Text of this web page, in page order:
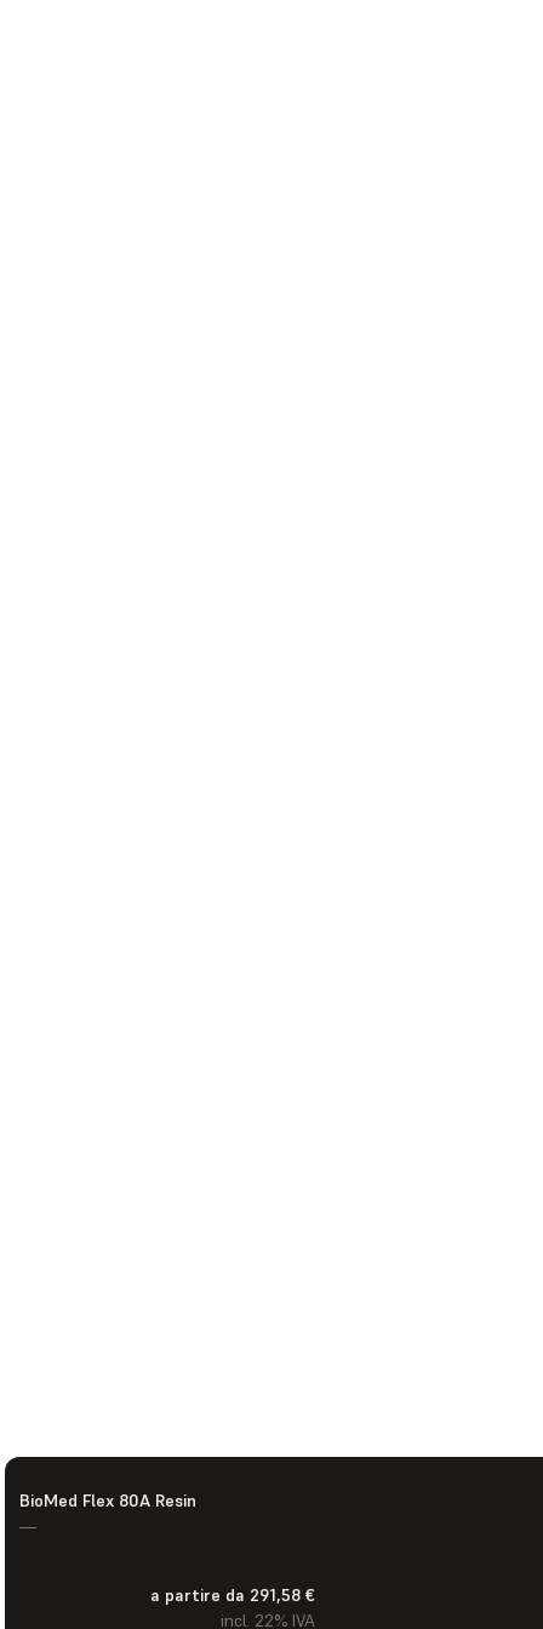
BioMed Flex 80A Resin
—
a partire da 291,58 €
incl. 22% IVA